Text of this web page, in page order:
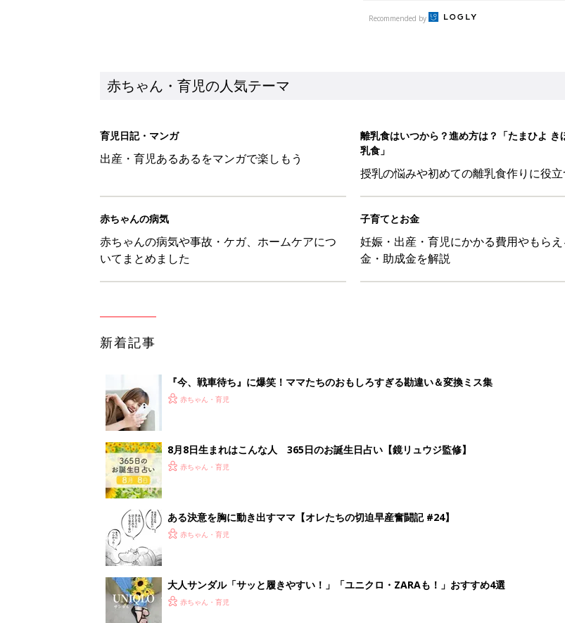
妊娠・出産・育児にかかる費用やもらえ
金・助成金を解説
『今、戦車待ち』に爆笑！ママたちのおもしろすぎる勘違い＆変換ミス集
赤ちゃん・育児
8月8日生まれはこんな人 365日のお誕生日占い【鏡リュウジ監修】
赤ちゃん・育児
ある決意を胸に動き出すママ【オレたちの切迫早産奮闘記 #24】
1 2 3 4 5 >